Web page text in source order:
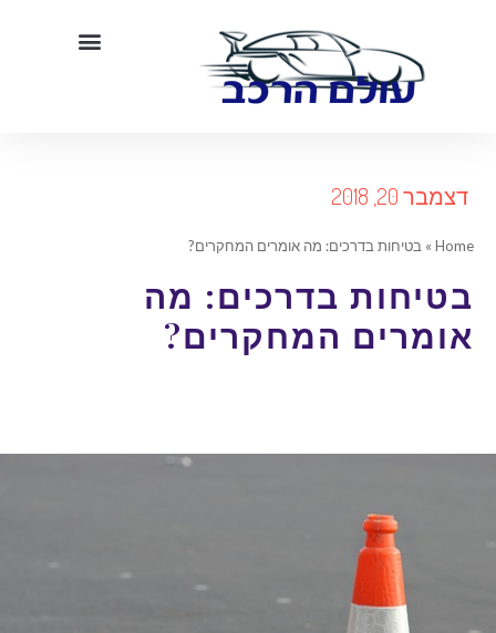
20, 2018
»בטיחות בדרכים: מה אומרים המחקרים?
בדרכים: מה
המחקרים?